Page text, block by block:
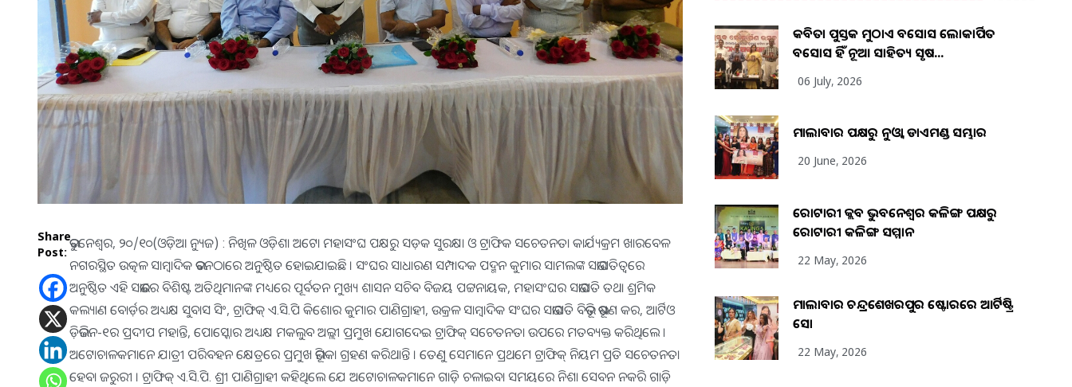
Share
Post:
ଭୁବନେଶ୍ୱର, ୨୦/୧୦(ଓଡ଼ିଆ ନ୍ୟୁଜ) : ନିଖିଳ ଓଡ଼ିଶା ଅଟୋ ମହାସଂଘ ପକ୍ଷରୁ ସଡ଼କ ସୁରକ୍ଷା ଓ ଟ୍ରାଫିକ ସଚେତନତା କାର୍ଯ୍ୟକ୍ରମ ଖାରବେଳ
ନଗରସ୍ଥିତ ଉତ୍କଳ ସାମ୍ବାଦିକ ଭବନଠାରେ ଅନୁଷ୍ଠିତ ହୋଇଯାଇଛି । ସଂଘର ସାଧାରଣ ସମ୍ପାଦକ ପଦ୍ମନ କୁମାର ସାମଲଙ୍କ ସଭାପତିତ୍ୱରେ
ଅନୁଷ୍ଠିତ ଏହି ସଭାରେ ବିଶିଷ୍ଟ ଅତିଥିମାନଙ୍କ ମଧ୍ୟରେ ପୂର୍ବତନ ମୁଖ୍ୟ ଶାସନ ସଚିବ ବିଜୟ ପଟ୍ଟନାୟକ, ମହାସଂଘର ସଭାପତି ତଥା ଶ୍ରମିକ
କଲ୍ୟାଣ ବୋର୍ଡ଼ର ଅଧ୍ୟକ୍ଷ ସୁବାସ ସିଂ, ଟ୍ରାଫିକ୍ ଏ.ସି.ପି କିଶୋର କୁମାର ପାଣିଗ୍ରାହୀ, ଉକ୍ରଳ ସାମ୍ବାଦିକ ସଂଘର ସଭାପତି ବିଭୂତି ଭୂଷଣ କର, ଆର୍ଟିଓ
ଡ଼ିଭିଜନ-୧ର ପ୍ରଦୀପ ମହାନ୍ତି, ପୋସ୍କୋର ଅଧ୍ୟକ୍ଷ ମକଲୁବ ଅଲ୍ଲୀ ପ୍ରମୁଖ ଯୋଗଦେଇ ଟ୍ରାଫିକ୍ ସଚେତନତା ଉପରେ ମତବ୍ୟକ୍ତ କରିଥିଲେ ।
ଅଟୋଚାଳକମାନେ ଯାତ୍ରୀ ପରିବହନ କ୍ଷେତ୍ରରେ ପ୍ରମୁଖ ଭୂମିକା ଗ୍ରହଣ କରିଥାନ୍ତି । ତେଣୁ ସେମାନେ ପ୍ରଥମେ ଟ୍ରାଫିକ୍ ନିୟମ ପ୍ରତି ସଚେତନତା
ହେବା ଜରୁରୀ । ଟ୍ରାଫିକ୍ ଏ.ସି.ପି. ଶ୍ରୀ ପାଣିଗ୍ରାହୀ କହିଥିଲେ ଯେ ଅଟୋଚାଳକମାନେ ଗାଡ଼ି ଚଳାଇବା ସମୟରେ ନିଶା ସେବନ ନକରି ଗାଡ଼ି
କବିତା ପୁସ୍ତକ ମୁଠାଏ ଅବସୋସ ଲୋକାର୍ପିତ
ଅବସୋସ ହିଁ ନୂଆ ସାହିତ୍ୟ ସୃଷ...
06 July, 2026
ମାଲାବାର ପକ୍ଷରୁ ନୁଓ୍ବା ଡାଏମଣ୍ଡ ସମ୍ଭାର
20 June, 2026
ରୋଟାରୀ କ୍ଲବ ଭୁବନେଶ୍ୱର କଳିଙ୍ଗ ପକ୍ଷରୁ
ରୋଟାରୀ କଳିଙ୍ଗ ସମ୍ମାନ
22 May, 2026
ମାଲାବାର ଚନ୍ଦ୍ରଶେଖରପୁର ଷ୍ଟୋରରେ ଆର୍ଟିଷ୍ଟ୍ରି
ସୋ
22 May, 2026